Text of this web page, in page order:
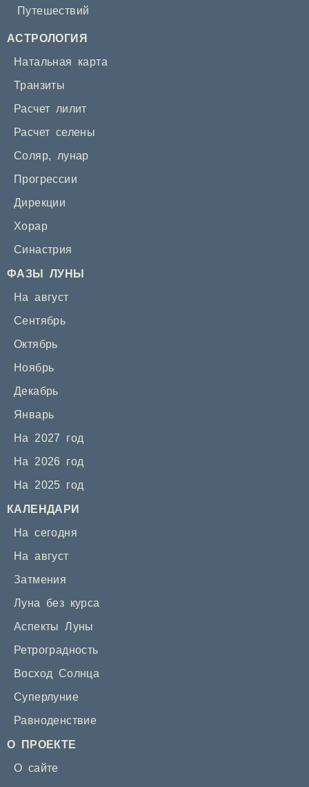
Путешествий
АСТРОЛОГИЯ
Натальная карта
Транзиты
Расчет лилит
Расчет селены
Соляр, лунар
Прогрессии
Дирекции
Хорар
Синастрия
ФАЗЫ ЛУНЫ
На август
Сентябрь
Октябрь
Ноябрь
Декабрь
Январь
На 2027 год
На 2026 год
На 2025 год
КАЛЕНДАРИ
На сегодня
На август
Затмения
Луна без курса
Аспекты Луны
Ретроградность
Восход Солнца
Суперлуние
Равноденствие
О ПРОЕКТЕ
О сайте